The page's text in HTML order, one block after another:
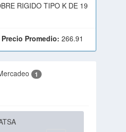
RIGIDO TIPO K DE 19
Precio Promedio: 266.91
1